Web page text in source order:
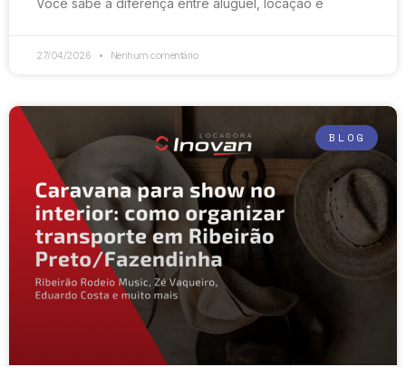
27/04/2026 Nenhum comentário
BLOG